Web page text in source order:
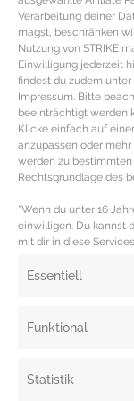
Verarbeitung deiner
magst, beschränken
Nutzung von STRIKE
Einwilligung jederzeit
findest du zudem
Impressum. Bitte
beeinträchtigt werden
Klicke einfach auf
anzupassen oder
werden zu
Rechtsgrundlage des
*Wenn du unter 16
einwilligen. Du kannst
mit dir in diese
Essentiell
Funktional
Statistik
Glattleder Details,
Schulterriemen,
Innenfach mit
2.250 €).
Cognacbraune,
handgenähter
Schnürung und
Redaktion: Nina